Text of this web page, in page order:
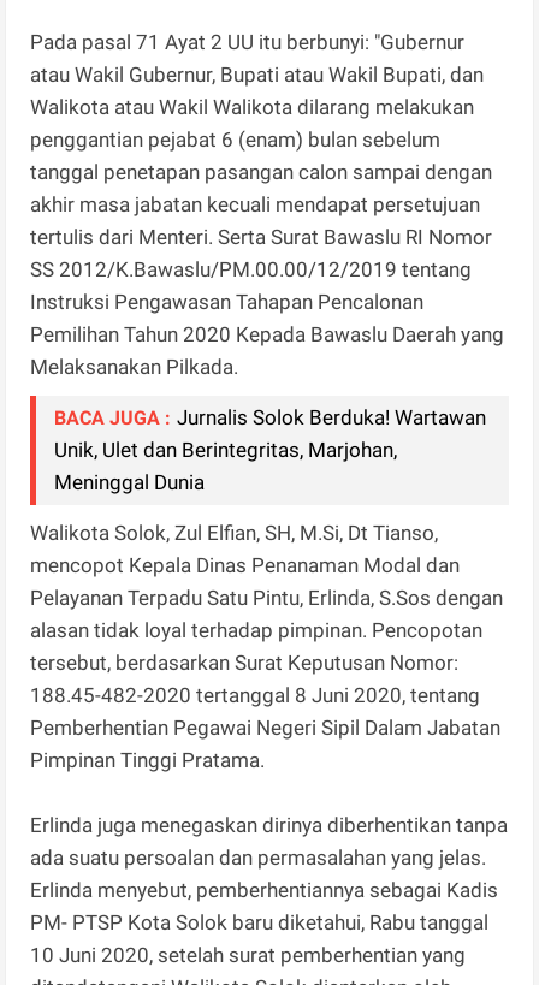
Pada pasal 71 Ayat 2 UU itu berbunyi: "Gubernur
atau Wakil Gubernur, Bupati atau Wakil Bupati, dan
Walikota atau Wakil Walikota dilarang melakukan
penggantian pejabat 6 (enam) bulan sebelum
tanggal penetapan pasangan calon sampai dengan
akhir masa jabatan kecuali mendapat persetujuan
tertulis dari Menteri. Serta Surat Bawaslu RI Nomor
SS 2012/K.Bawaslu/PM.00.00/12/2019 tentang
Instruksi Pengawasan Tahapan Pencalonan
Pemilihan Tahun 2020 Kepada Bawaslu Daerah yang
Melaksanakan Pilkada.
BACA JUGA : Jurnalis Solok Berduka! Wartawan
Unik, Ulet dan Berintegritas, Marjohan,
Meninggal Dunia
Walikota Solok, Zul Elfian, SH, M.Si, Dt Tianso,
mencopot Kepala Dinas Penanaman Modal dan
Pelayanan Terpadu Satu Pintu, Erlinda, S.Sos dengan
alasan tidak loyal terhadap pimpinan. Pencopotan
tersebut, berdasarkan Surat Keputusan Nomor:
188.45-482-2020 tertanggal 8 Juni 2020, tentang
Pemberhentian Pegawai Negeri Sipil Dalam Jabatan
Pimpinan Tinggi Pratama.
Erlinda juga menegaskan dirinya diberhentikan tanpa
ada suatu persoalan dan permasalahan yang jelas.
Erlinda menyebut, pemberhentiannya sebagai Kadis
PM- PTSP Kota Solok baru diketahui, Rabu tanggal
10 Juni 2020, setelah surat pemberhentian yang